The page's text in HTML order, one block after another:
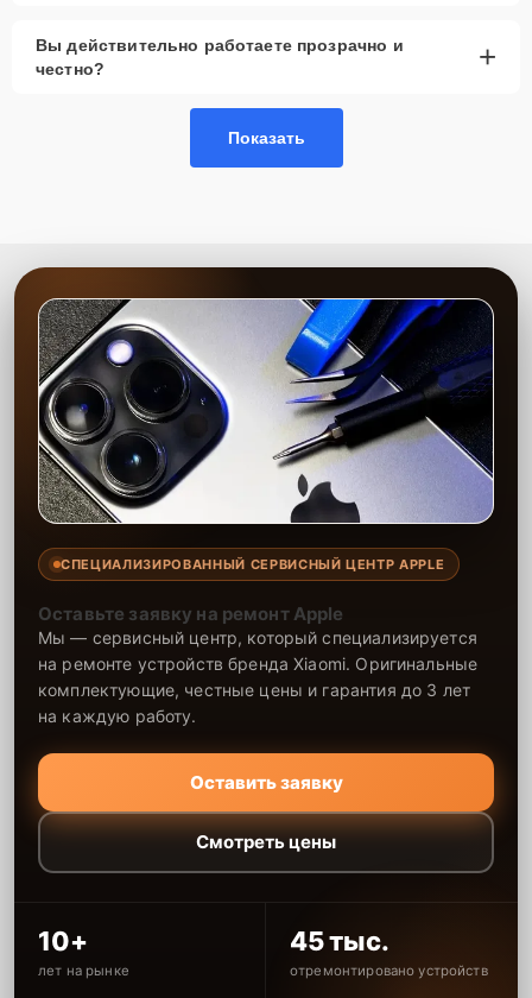
Вы действительно работаете прозрачно и
честно?
+
Показать
СПЕЦИАЛИЗИРОВАННЫЙ СЕРВИСНЫЙ ЦЕНТР APPLE
Оставьте заявку на ремонт Apple
Мы — сервисный центр, который специализируется
на ремонте устройств бренда Xiaomi. Оригинальные
комплектующие, честные цены и гарантия до 3 лет
на каждую работу.
Оставить заявку
Смотреть цены
10+
лет на рынке
45 тыс.
отремонтировано устройств